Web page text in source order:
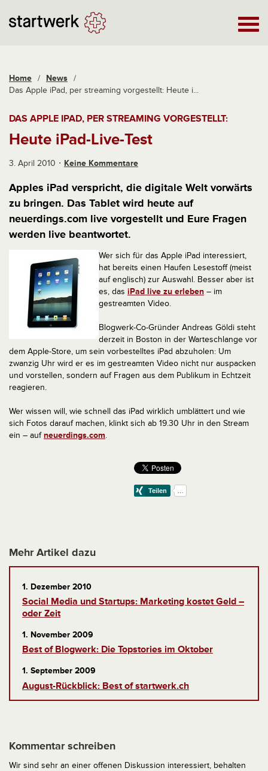
Home / News /
Das Apple iPad, per streaming vorgestellt: Heute i...
DAS APPLE IPAD, PER STREAMING VORGESTELLT:
Heute iPad-Live-Test
3. April 2010 Keine Kommentare
Apples iPad verspricht, die digitale Welt vorwärts
zu bringen. Das Tablet wird heute auf
neuerdings.com live vorgestellt und Eure Fragen
werden live beantwortet.
Wer sich für das Apple iPad interessiert,
hat bereits einen Haufen Lesestoff (meist
auf englisch) zur Auswahl. Besser aber ist
es, das iPad live zu erleben – im
gestreamten Video.
Blogwerk-Co-Gründer Andreas Göldi steht
derzeit in Boston in der Warteschlange vor
dem Apple-Store, um sein vorbestelltes iPad abzuholen: Um
zwanzig Uhr wird er es im gestreamten Video nicht nur auspacken
und vorstellen, sondern auf Fragen aus dem Publikum in Echtzeit
reagieren.
Wer wissen will, wie schnell das iPad wirklich umblättert und wie
sich Fotos darauf machen, klinkt sich ab 19.30 Uhr in den Stream
ein – aufneuerdings.com.
Mehr Artikel dazu
1. Dezember 2010
Social Media und Startups: Marketing kostet Geld –
oder Zeit
1. November 2009
Best of Blogwerk: Die Topstories im Oktober
1. September 2009
August-Rückblick: Best of startwerk.ch
Kommentar schreiben
Wir sind sehr an einer offenen Diskussion interessiert, behalten